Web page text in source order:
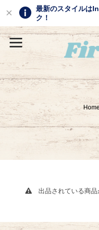
最新のスタイルは
ク！
Home
出品されている商品